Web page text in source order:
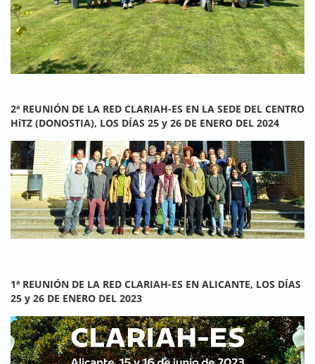
2ª REUNIÓN DE LA RED CLARIAH-ES EN LA SEDE DEL CENTRO
HiTZ (DONOSTIA), LOS DÍAS 25 y 26 DE ENERO DEL 2024
1ª REUNIÓN DE LA RED CLARIAH-ES EN ALICANTE, LOS DÍAS
25 y 26 DE ENERO DEL 2023